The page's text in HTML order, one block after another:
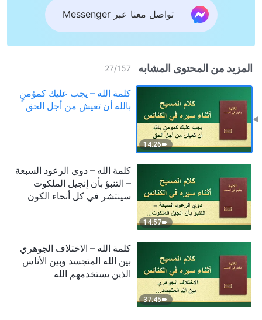
تواصل معنا عبر Messenger
المزيد من المحتوى المشابه 27/157
14:26
كلمة الله – يجب عليك كمؤمنٍ
بالله أن تعيش من أجل الحق
14:57
كلمة الله – دوي الرعود السبعة
– التنبؤ بأن إنجيل الملكوت
سينتشر في كل أنحاء الكون
37:45
كلمة الله – الاختلاف الجوهري
بين الله المتجسد وبين الأناس
الذين يستخدمهم الله